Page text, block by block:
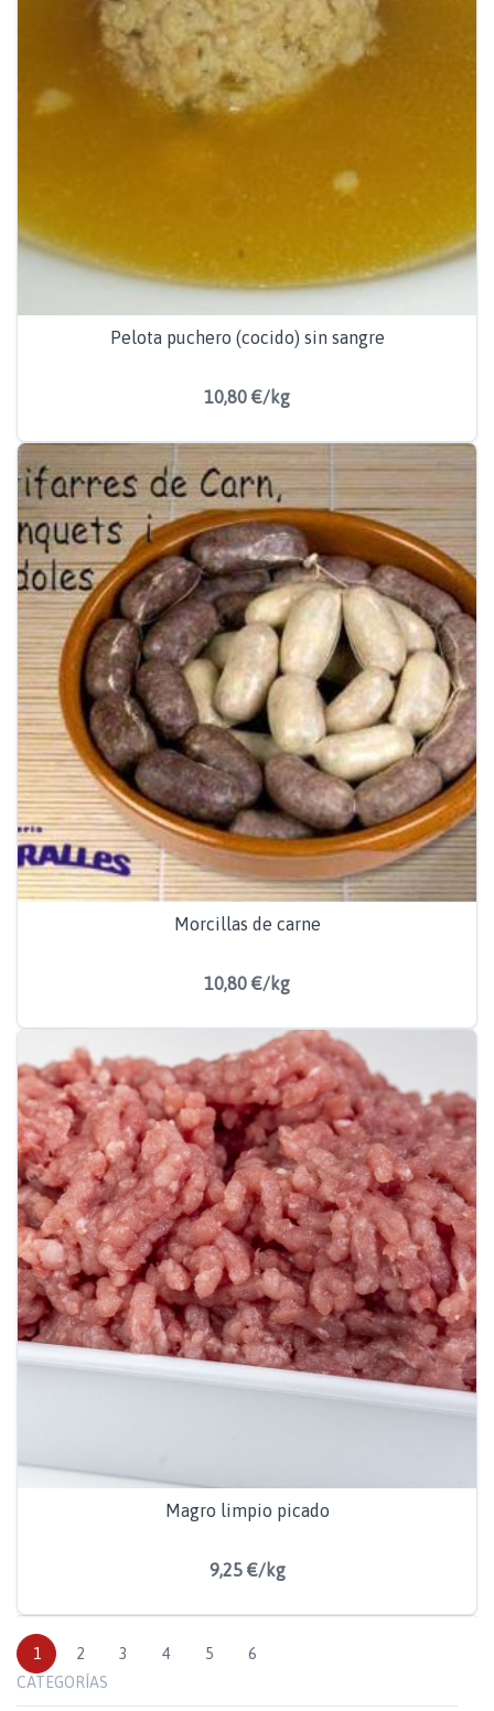
Pelota puchero (cocido) sin sangre
10,80 €/kg
Morcillas de carne
10,80 €/kg
Magro limpio picado
9,25 €/kg
1 2 3 4 5
6
CATEGORÍAS